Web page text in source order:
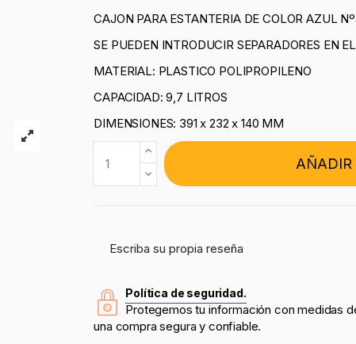
CAJON PARA ESTANTERIA DE COLOR AZUL
SE PUEDEN INTRODUCIR SEPARADORES EN
MATERIAL: PLASTICO POLIPROPILENO
CAPACIDAD: 9,7 LITROS
DIMENSIONES: 391 x 232 x 140 MM
AÑADIR
Escriba su propia reseña
Política de seguridad.
Protegemos tu información con medidas
una compra segura y confiable.